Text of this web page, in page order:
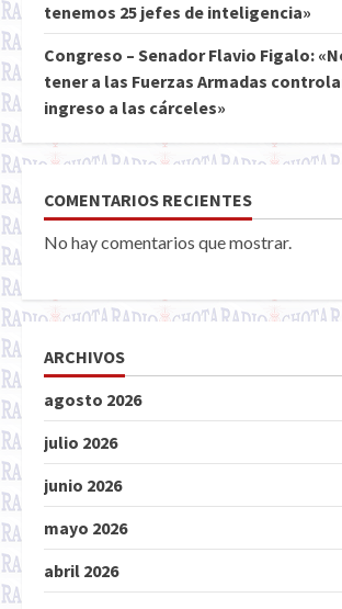
tenemos 25 jefes de inteligencia»
Congreso – Senador Flavio Figalo:
tener a las Fuerzas Armadas
ingreso a las cárceles»
COMENTARIOS RECIENTES
No hay comentarios que mostrar.
ARCHIVOS
agosto 2026
julio 2026
junio 2026
mayo 2026
abril 2026